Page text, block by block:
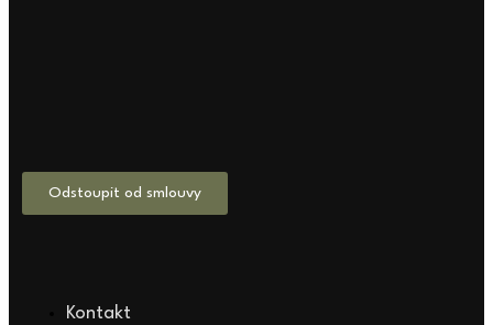
Odstoupit od smlouvy
Kontakt